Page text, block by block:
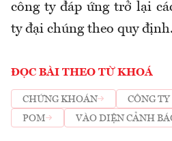
công ty đáp ứng trở lại
ty đại chúng theo quy định.
ĐỌC BÀI THEO TỪ KHOÁ
CHỨNG KHOÁN
CÔNG
POM
VÀO DIỆN CẢNH